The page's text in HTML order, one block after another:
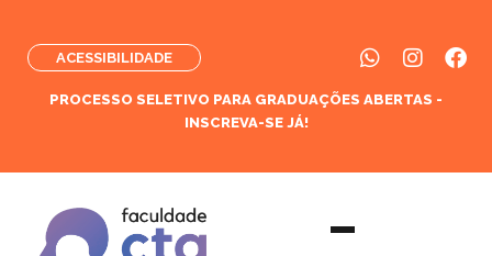
ACESSIBILIDADE
PROCESSO SELETIVO PARA GRADUAÇÕES ABERTAS -
INSCREVA-SE JÁ!